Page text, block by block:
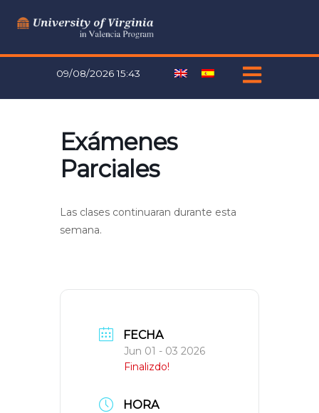
09/08/2026 15:43
Exámenes
Parciales
Las clases continuaran durante esta
semana.
FECHA
Jun 01 - 03 2026
Finalizdo!
HORA